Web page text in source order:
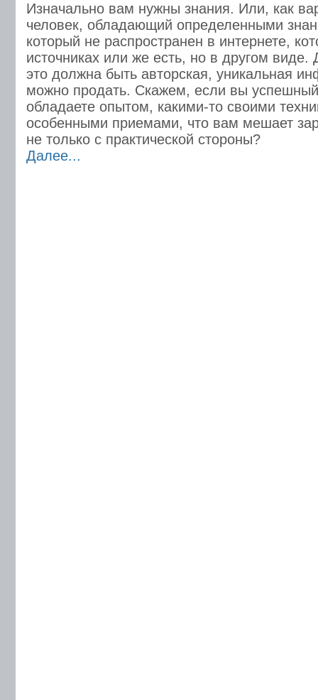
Изначально вам нужны знания. Или, как
человек, обладающий определенными
который не распространен в интернете,
источниках или же есть, но в другом виде.
это должна быть авторская, уникальная
можно продать. Скажем, если вы
обладаете опытом, какими-то своими
особенными приемами, что вам мешает
не только с практической стороны?
Далее...